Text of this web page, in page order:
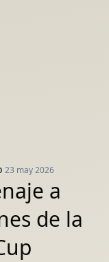
23 may 2026
a
de la